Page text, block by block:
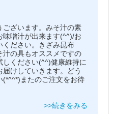
ございます。みそ汁の素
味噌汁が出来ます(^^)/お
ください。きざみ昆布
汁の具もオススメですの
しください(^^)健康維持に
けしていきます。どう
(*^^*)またのご注文をお待
>>続きをみる